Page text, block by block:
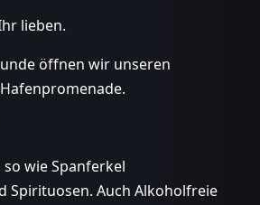
lieben.
öffnen wir unseren
wie Spanferkel
Spirituosen. Auch Alkoholfreie